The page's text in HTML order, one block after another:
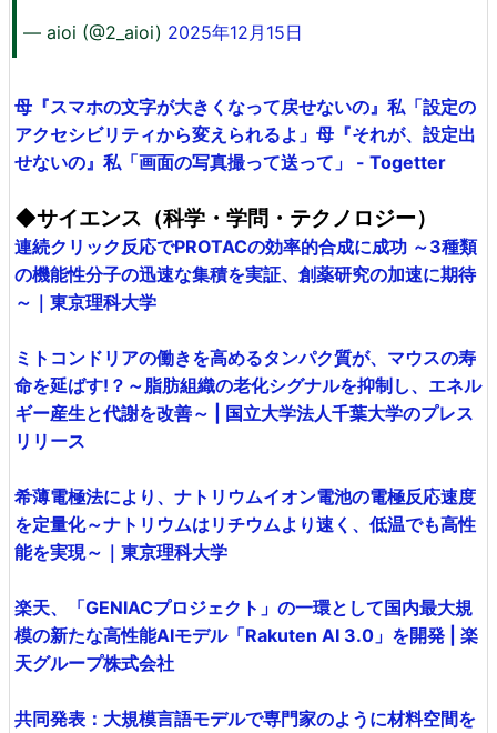
— aioi (@2_aioi) 2025年12月15日
母『スマホの文字が大きくなって戻せないの』私「設定の
アクセシビリティから変えられるよ」母『それが、設定出
せないの』私「画面の写真撮って送って」 - Togetter
◆サイエンス（科学・学問・テクノロジー）
連続クリック反応でPROTACの効率的合成に成功 ～3種類
の機能性分子の迅速な集積を実証、創薬研究の加速に期待
～｜東京理科大学
ミトコンドリアの働きを高めるタンパク質が、マウスの寿
命を延ばす!？～脂肪組織の老化シグナルを抑制し、エネル
ギー産生と代謝を改善～ | 国立大学法人千葉大学のプレス
リリース
希薄電極法により、ナトリウムイオン電池の電極反応速度
を定量化～ナトリウムはリチウムより速く、低温でも高性
能を実現～｜東京理科大学
楽天、「GENIACプロジェクト」の一環として国内最大規
模の新たな高性能AIモデル「Rakuten AI 3.0」を開発 | 楽
天グループ株式会社
共同発表：大規模言語モデルで専門家のように材料空間を